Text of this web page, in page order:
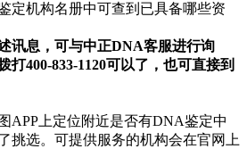
定机构名册中可查到已具备哪些资
讯息，可与中正DNA客服进行询
打400-833-1120可以了，也可直接到
APP上定位附近是否有DNA鉴定中
挑选。可提供服务的机构会在官网上